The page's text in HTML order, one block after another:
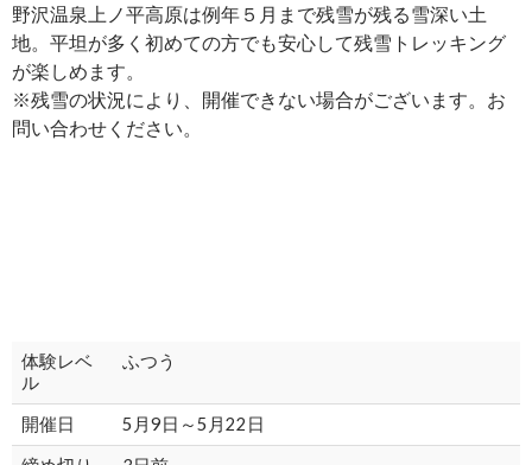
野沢温泉上ノ平高原は例年５月まで残雪が残る雪深い土
地。平坦が多く初めての方でも安心して残雪トレッキング
が楽しめます。
※残雪の状況により、開催できない場合がございます。お
問い合わせください。
体験レベ
ル
ふつう
開催日 5月9日～5月22日